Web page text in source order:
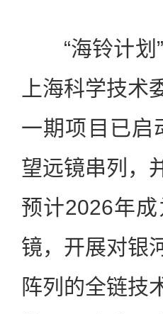
“海铃计划”
上海科学技
一期项目已启
望远镜串列，
预计2026年
镜，开展对银
阵列的全链技